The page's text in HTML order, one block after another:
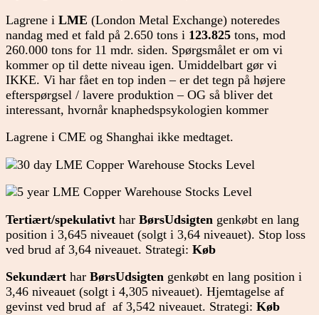
Lagrene i LME (London Metal Exchange) noteredes
nandag med et fald på 2.650 tons i 123.825 tons, mod
260.000 tons for 11 mdr. siden. Spørgsmålet er om vi
kommer op til dette niveau igen. Umiddelbart gør vi
IKKE. Vi har fået en top inden – er det tegn på højere
efterspørgsel / lavere produktion – OG så bliver det
interessant, hvornår knaphedspsykologien kommer
Lagrene i CME og Shanghai ikke medtaget.
Tertiært/spekulativt har BørsUdsigten genkøbt en lang
position i 3,645 niveauet (solgt i 3,64 niveauet). Stop loss
ved brud af 3,64 niveauet. Strategi: Køb
Sekundært har BørsUdsigten genkøbt en lang position i
3,46 niveauet (solgt i 4,305 niveauet). Hjemtagelse af
gevinst ved brud af af 3,542 niveauet. Strategi: Køb